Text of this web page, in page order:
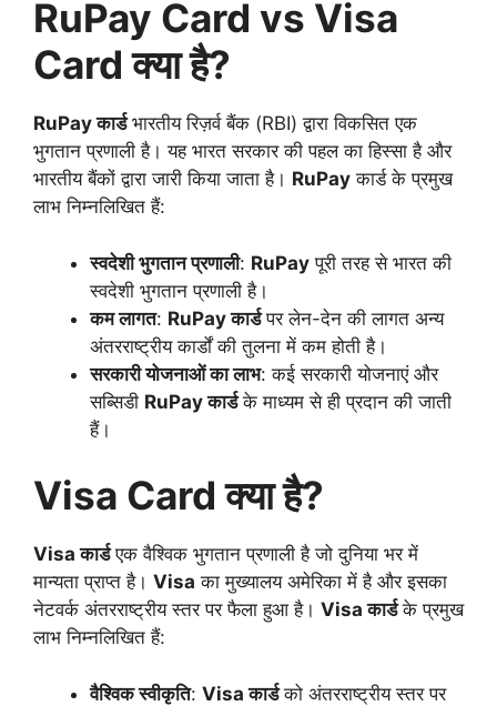
RuPay Card vs Visa
Card क्या है?
RuPay कार्डभारतीय रिज़र्व बैंक (RBI) द्वारा विकसित एक
भुगतान प्रणाली है। यह भारत सरकार की पहल का हिस्सा है और
भारतीय बैंकों द्वारा जारी किया जाता है। RuPay कार्ड के प्रमुख
लाभ निम्नलिखित हैं:
स्वदेशी भुगतान प्रणाली: RuPay पूरी तरह से भारत की
स्वदेशी भुगतान प्रणाली है।
कम लागत: RuPay कार्डपर लेन-देन की लागत अन्य
अंतरराष्ट्रीय कार्डों की तुलना में कम होती है।
सरकारी योजनाओं का लाभ: कई सरकारी योजनाएं और
सब्सिडी RuPay कार्डके माध्यम से ही प्रदान की जाती
हैं।
Visa Card क्या है?
Visa कार्डएक वैश्विक भुगतान प्रणाली है जो दुनिया भर में
मान्यता प्राप्त है। Visa का मुख्यालय अमेरिका में है और इसका
नेटवर्क अंतरराष्ट्रीय स्तर पर फैला हुआ है। Visa कार्डके प्रमुख
लाभ निम्नलिखित हैं:
वैश्विक स्वीकृति: Visa कार्डको अंतरराष्ट्रीय स्तर पर